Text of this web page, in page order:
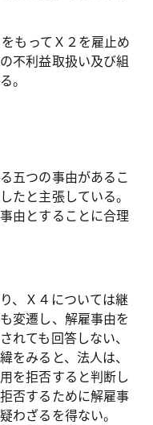
もってＸ２を雇止め
不利益取扱い及び組
。
五つの事由があるこ
たと主張している。
由とすることに合理
、Ｘ４については継
変遷し、解雇事由を
れても回答しない、
をみると、法人は、
を拒否すると判断し
否するために解雇事
わざるを得ない。